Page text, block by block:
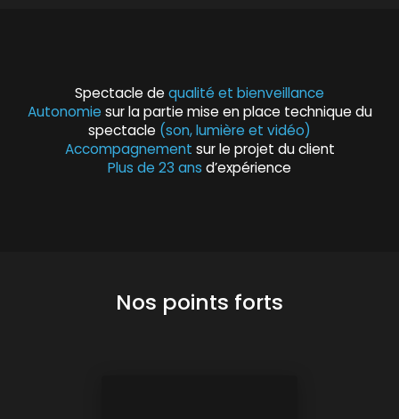
Spectacle dequalité et bienveillance
Autonomie sur la partie mise en place technique du
spectacle (son, lumière et vidéo)
Accompagnement sur le projet du client
Plus de 23 ans d’expérience
Nos points forts